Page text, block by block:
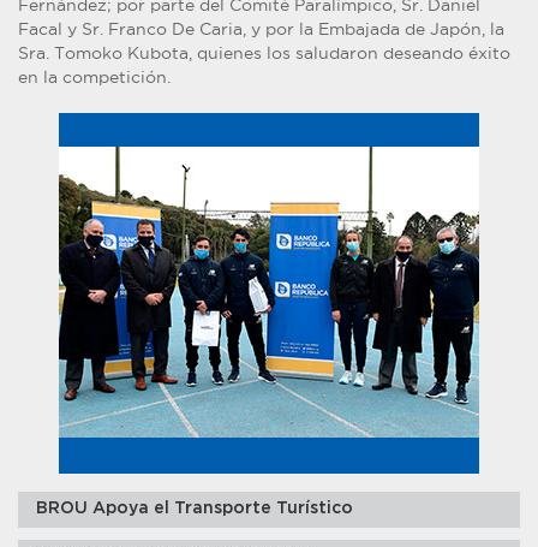
Fernández; por parte del Comité Paralímpico, Sr. Daniel
Facal y Sr. Franco De Caria, y por la Embajada de Japón, la
Sra. Tomoko Kubota, quienes los saludaron deseando éxito
en la competición.
BROU Apoya el Transporte Turístico